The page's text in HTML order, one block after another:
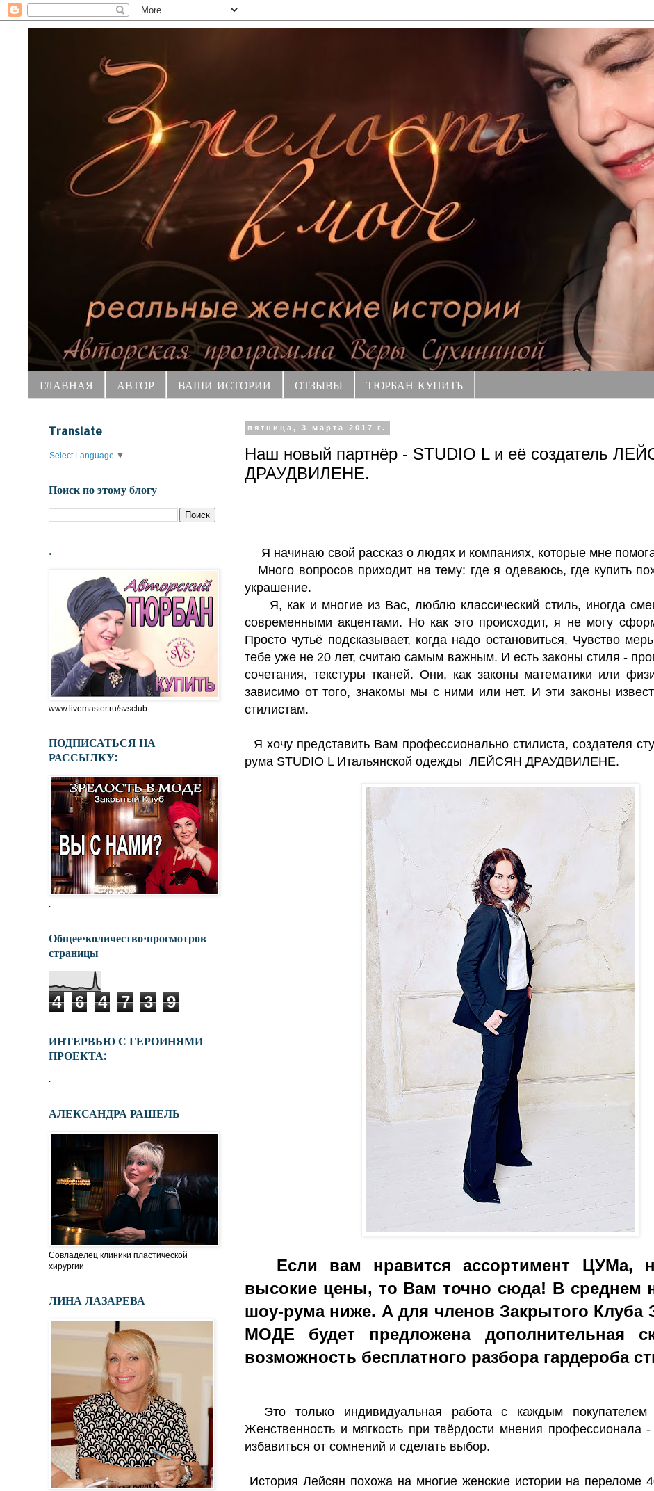
ГЛАВНАЯ АВТОР ВАШИ ИСТОРИИ ОТЗЫВЫ ТЮРБАН КУПИТЬ
пятница, 3 марта 2017 г.
Наш новый партнёр - STUDIO L и её создатель
ДРАУДВИЛЕНЕ.
Я начинаю свой рассказ о людях и компаниях, которые мне
Много вопросов приходит на тему: где я одеваюсь, где купить
украшение.
Я, как и многие из Вас, люблю классический стиль, иногда
современными акцентами. Но как это происходит, я не могу
Просто чутьё подсказывает, когда надо остановиться. Чувство
тебе уже не 20 лет, считаю самым важным. И есть законы стиля -
сочетания, текстуры тканей. Они, как законы математики или
зависимо от того, знакомы мы с ними или нет. И эти законы
стилистам.
Я хочу представить Вам профессионально стилиста, создателя
рума STUDIO L Итальянской одежды ЛЕЙСЯН ДРАУДВИЛЕНЕ.
Если вам нравится ассортимент ЦУМа,
высокие цены, то Вам точно сюда! В среднем
шоу-рума ниже. А для членов Закрытого
МОДЕ будет предложена дополнительная
возможность бесплатного разбора гардероба
Это только индивидуальная работа с каждым
Женственность и мягкость при твёрдости мнения профессионала
избавиться от сомнений и сделать выбор.
История Лейсян похожа на многие женские истории на переломе
Translate
Select Language ▼
Поиск по этому блогу
.
www.livemaster.ru/svsclub
ПОДПИСАТЬСЯ НА
РАССЫЛКУ:
.
Общее·количество·просмотров
страницы
4 6 4 7 3 9
ИНТЕРВЬЮ С ГЕРОИНЯМИ
ПРОЕКТА:
.
АЛЕКСАНДРА РАШЕЛЬ
Совладелец клиники пластической
хирургии
ЛИНА ЛАЗАРЕВА